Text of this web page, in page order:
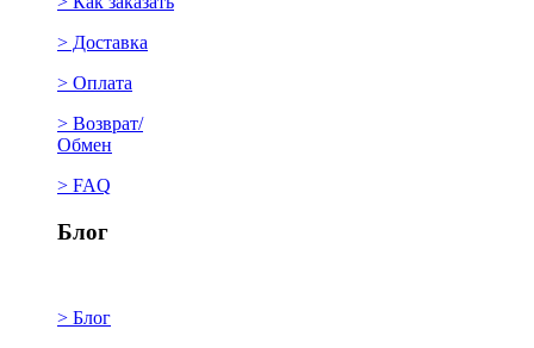
> Доставка
> Оплата
> Возврат/
Обмен
> FAQ
Блог
> Блог